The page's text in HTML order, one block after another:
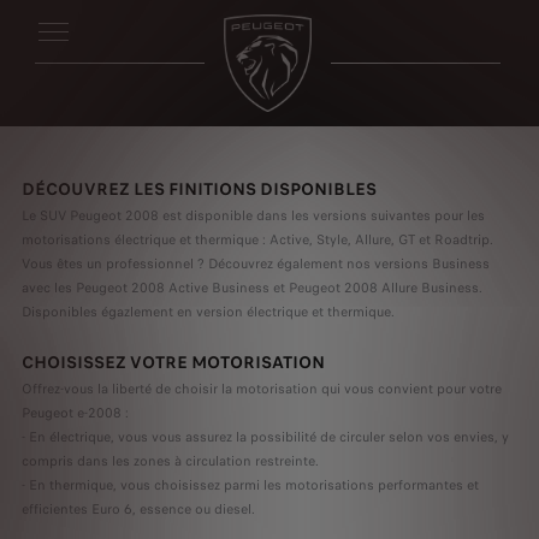
DÉCOUVREZ LES FINITIONS DISPONIBLES
Le SUV Peugeot 2008 est disponible dans les versions suivantes pour les
motorisations électrique et thermique : Active, Style, Allure, GT et Roadtrip.
Vous êtes un professionnel ? Découvrez également nos versions Business
avec les Peugeot 2008 Active Business et Peugeot 2008 Allure Business.
Disponibles égazlement en version électrique et thermique.
CHOISISSEZ VOTRE MOTORISATION
Offrez-vous la liberté de choisir la motorisation qui vous convient pour votre
Peugeot e-2008 :
- En électrique, vous vous assurez la possibilité de circuler selon vos envies, y
compris dans les zones à circulation restreinte.
- En thermique, vous choisissez parmi les motorisations performantes et
efficientes Euro 6, essence ou diesel.